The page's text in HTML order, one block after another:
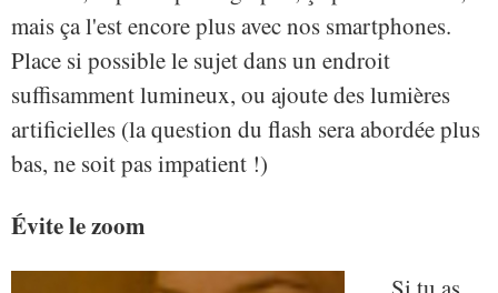
mais ça l'est encore plus avec nos smartphones.
Place si possible le sujet dans un endroit
suffisamment lumineux, ou ajoute des lumières
artificielles (la question du flash sera abordée plus
bas, ne soit pas impatient !)
Évite le zoom